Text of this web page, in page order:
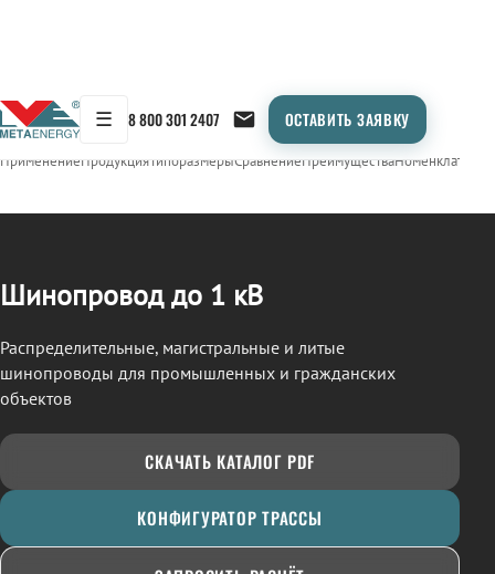
☰ 8 800 301 2407 ОСТАВИТЬ ЗАЯВКУ
← Продукция/ШИНОПРОВОД
ПрименениеПродукцияТипоразмерыСравнениеПреимуществаНоменклатура
Шинопровод до 1 кВ
Распределительные, магистральные и литые
шинопроводы для промышленных и гражданских
объектов
СКАЧАТЬ КАТАЛОГ PDF
КОНФИГУРАТОР ТРАССЫ